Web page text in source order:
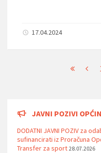
17.04.2024
JAVNI POZIVI
DODATNI JAVNI POZIV za
sufinancirati iz Proračuna
Transfer za sport 28.07.2026